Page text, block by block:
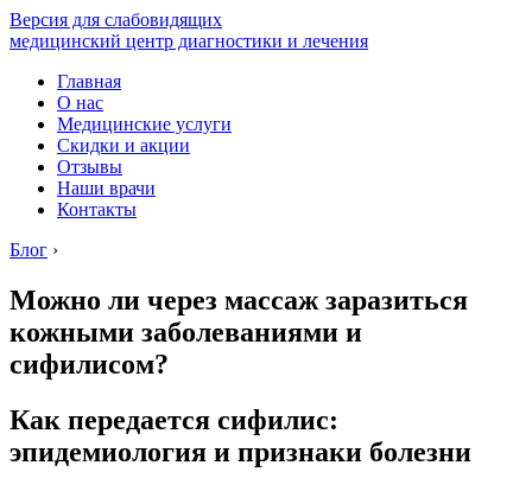
Версия для слабовидящих
медицинский центр диагностики и лечения
Главная
О нас
Медицинские услуги
Скидки и акции
Отзывы
Наши врачи
Контакты
Блог ›
Можно ли через массаж заразиться
кожными заболеваниями и
сифилисом?
Как передается сифилис:
эпидемиология и признаки болезни